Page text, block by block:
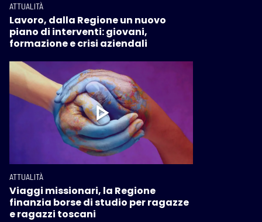
ATTUALITÀ
Lavoro, dalla Regione un nuovo
piano di interventi: giovani,
formazione e crisi aziendali
ATTUALITÀ
Viaggi missionari, la Regione
finanzia borse di studio per ragazze
e ragazzi toscani